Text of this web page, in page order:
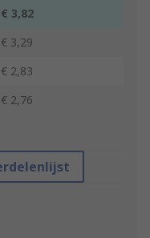
€ 3,82
€ 3,29
€ 2,83
€ 2,76